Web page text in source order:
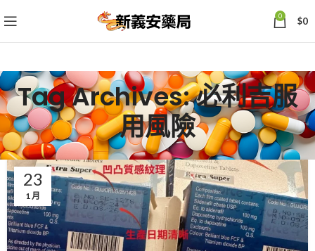
0 $0
Tag Archives: 必利吉服
用風險
23
1 月